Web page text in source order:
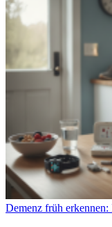
Demenz früh erkennen: